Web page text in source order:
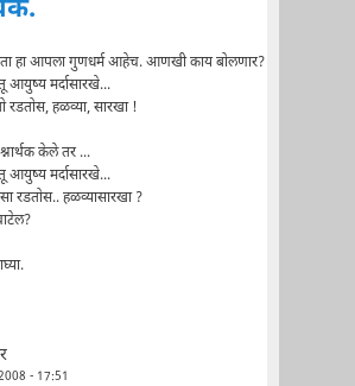
हा आपला गुणधर्म आहेच. आणखी काय बोलणार?
आयुष्य मर्दासारखे...
रडतोस, हळव्या, सारखा !
केले तर ...
आयुष्य मर्दासारखे...
रडतोस.. हळव्यासारखा ?
- 17:51